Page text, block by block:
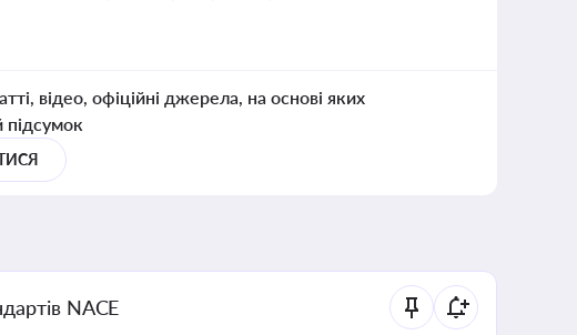
відео, офіційні джерела, на основі яких
NACE